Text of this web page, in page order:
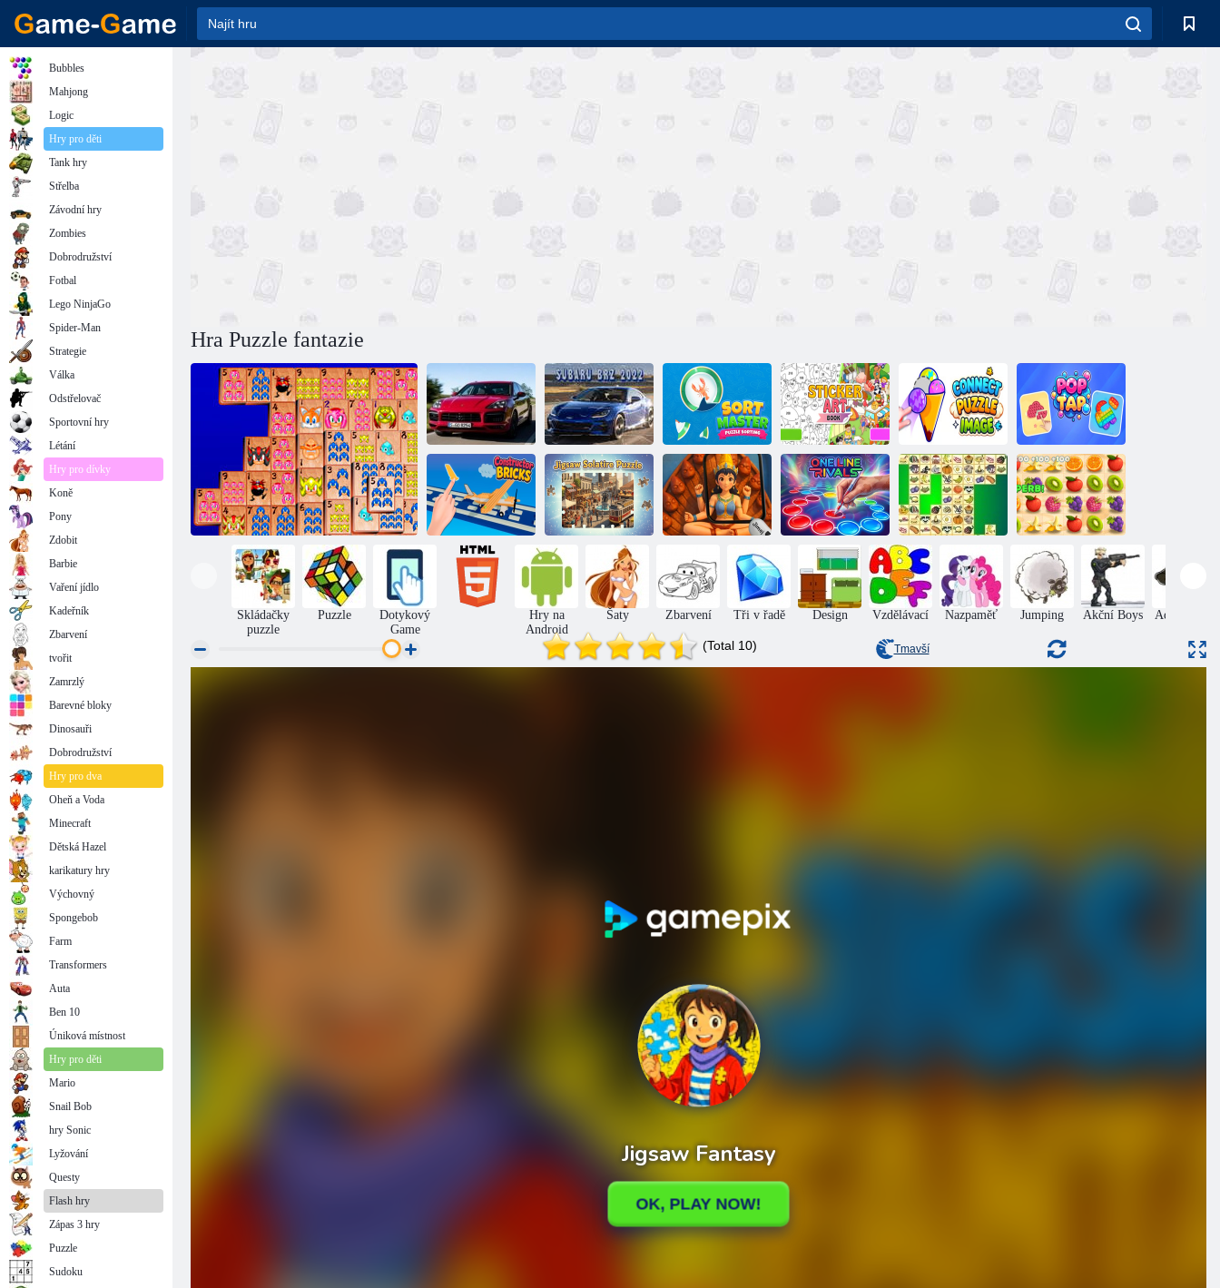
Hra Puzzle fantazie
2020 Porsche
Cayenne GTS
Subaru Brz
2022
Mistr třídění Stick Art Book
Zkombinujte
obraz hádanky
Tapny on
Bubbles
Konstruktor z
kostek
Solitaire puzzle
Rivalové jedné
řady
Kris Mahjong Juicy linka
Skládačky
puzzle
Puzzle
Dotykový
Game
Hry na
Android
Šaty Zbarvení Tři v řadě Design Vzdělávací Nazpaměť Jumping Akční Boys Adventures
(Total 10) Tmavší
Bubbles
Mahjong
Logic
Hry pro děti
Tank hry
Střelba
Závodní hry
Zombies
Dobrodružství
Fotbal
Lego NinjaGo
Spider-Man
Strategie
Válka
Odstřelovač
Sportovní hry
Létání
Hry pro dívky
Koně
Pony
Zdobit
Barbie
Vaření jídlo
Kadeřník
Zbarvení
tvořit
Zamrzlý
Barevné bloky
Dinosauři
Dobrodružství
Hry pro dva
Oheň a Voda
Minecraft
Dětská Hazel
karikatury hry
Výchovný
Spongebob
Farm
Transformers
Auta
Ben 10
Úniková místnost
Hry pro děti
Mario
Snail Bob
hry Sonic
Lyžování
Questy
Flash hry
Zápas 3 hry
Puzzle
Sudoku